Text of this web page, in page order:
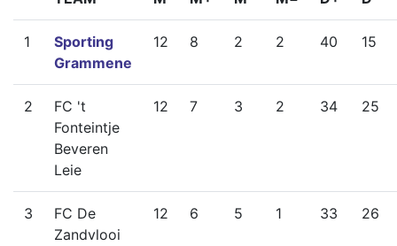
1
Sporting
Grammene
12 8 2 2 40 15
2
FC 't
Fonteintje
Beveren
Leie
12 7 3 2 34 25
3
FC De
Zandvlooi
12 6 5 1 33 26